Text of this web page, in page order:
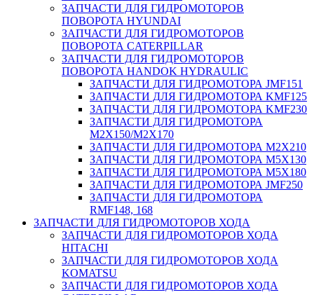
ЗАПЧАСТИ ДЛЯ ГИДРОМОТОРОВ
ПОВОРОТА HYUNDAI
ЗАПЧАСТИ ДЛЯ ГИДРОМОТОРОВ
ПОВОРОТА CATERPILLAR
ЗАПЧАСТИ ДЛЯ ГИДРОМОТОРОВ
ПОВОРОТА HANDOK HYDRAULIC
ЗАПЧАСТИ ДЛЯ ГИДРОМОТОРА JMF151
ЗАПЧАСТИ ДЛЯ ГИДРОМОТОРА KMF125
ЗАПЧАСТИ ДЛЯ ГИДРОМОТОРА KMF230
ЗАПЧАСТИ ДЛЯ ГИДРОМОТОРА
M2X150/M2X170
ЗАПЧАСТИ ДЛЯ ГИДРОМОТОРА M2X210
ЗАПЧАСТИ ДЛЯ ГИДРОМОТОРА M5X130
ЗАПЧАСТИ ДЛЯ ГИДРОМОТОРА M5X180
ЗАПЧАСТИ ДЛЯ ГИДРОМОТОРА JMF250
ЗАПЧАСТИ ДЛЯ ГИДРОМОТОРА
RMF148, 168
ЗАПЧАСТИ ДЛЯ ГИДРОМОТОРОВ ХОДА
ЗАПЧАСТИ ДЛЯ ГИДРОМОТОРОВ ХОДА
HITACHI
ЗАПЧАСТИ ДЛЯ ГИДРОМОТОРОВ ХОДА
KOMATSU
ЗАПЧАСТИ ДЛЯ ГИДРОМОТОРОВ ХОДА